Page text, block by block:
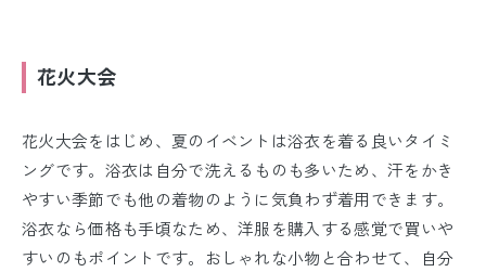
花火大会
花火大会をはじめ、夏のイベントは浴衣を着る良いタイミ
ングです。浴衣は自分で洗えるものも多いため、汗をかき
やすい季節でも他の着物のように気負わず着用できます。
浴衣なら価格も手頃なため、洋服を購入する感覚で買いや
すいのもポイントです。おしゃれな小物と合わせて、自分